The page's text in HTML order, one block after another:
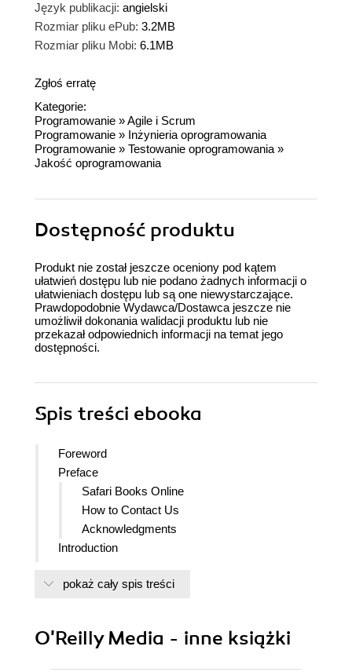
Język publikacji: angielski
Rozmiar pliku ePub: 3.2MB
Rozmiar pliku Mobi: 6.1MB
Zgłoś erratę
Kategorie:
Programowanie »Agile i Scrum
Programowanie » Inżynieria oprogramowania
Programowanie » Testowanie oprogramowania »
Jakość oprogramowania
Dostępność produktu
Produkt nie został jeszcze oceniony pod kątem
ułatwień dostępu lub nie podano żadnych informacji o
ułatwieniach dostępu lub są one niewystarczające.
Prawdopodobnie Wydawca/Dostawca jeszcze nie
umożliwił dokonania walidacji produktu lub nie
przekazał odpowiednich informacji na temat jego
dostępności.
Spis treści ebooka
Foreword
Preface
Safari Books Online
How to Contact Us
Acknowledgments
Introduction
1. From Industrialism to Post-Industrialism
From Complicated to Complex Systems
pokaż cały spis treści
O'Reilly Media - inne książki